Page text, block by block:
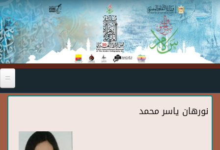
Skip to main content
نورهان ياسر محمد